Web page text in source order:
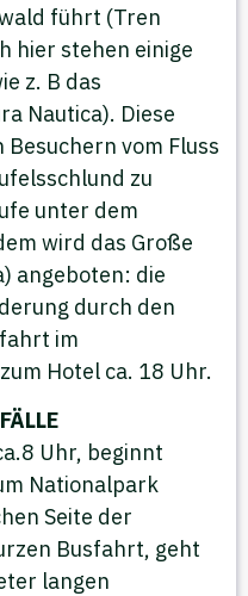
führt (Tren
hier stehen einige
z. B das
Nautica). Diese
vom Fluss
zu
unter dem
wird das Große
angeboten: die
durch den
im
Hotel ca. 18 Uhr.
Uhr, beginnt
Nationalpark
Seite der
Busfahrt, geht
langen